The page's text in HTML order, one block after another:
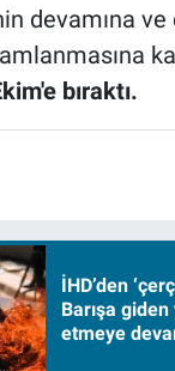
devamına
bıraktı.
İHD’den
Barışa
etmeye